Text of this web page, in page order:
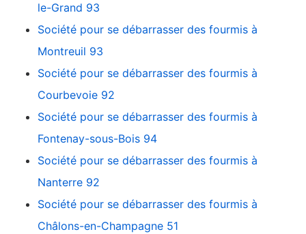
le-Grand 93
Société pour se débarrasser des fourmis à
Montreuil 93
Société pour se débarrasser des fourmis à
Courbevoie 92
Société pour se débarrasser des fourmis à
Fontenay-sous-Bois 94
Société pour se débarrasser des fourmis à
Nanterre 92
Société pour se débarrasser des fourmis à
Châlons-en-Champagne 51